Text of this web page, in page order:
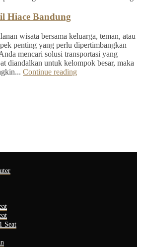
Hiace Bandung
wisata bersama keluarga, teman, atau
penting yang perlu dipertimbangkan
mencari solusi transportasi yang
diandalkan untuk kelompok besar, maka
Continue reading
Seat